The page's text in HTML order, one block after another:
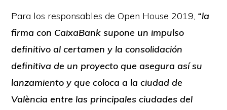
Para los responsables de Open House 2019, “la
firma con CaixaBank supone un impulso
definitivo al certamen y la consolidación
definitiva de un proyecto que asegura así su
lanzamiento y que coloca a la ciudad de
València entre las principales ciudades del